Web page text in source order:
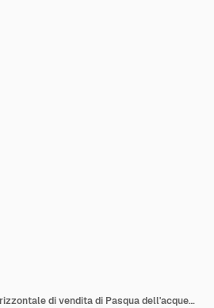
Modello di banner orizzontale di vendita di Pasqua dell'acquerello